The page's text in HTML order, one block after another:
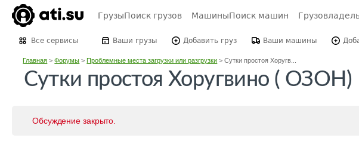
ГрузыПоиск грузов МашиныПоиск машин
Все сервисы Ваши грузы Добавить груз Ваши машины
Главная >Форумы >Проблемные места загрузки или разгрузки >Сутки простоя Хоругв...
Сутки простоя Хоругвино ( ОЗОН)
Обсуждение закрыто.